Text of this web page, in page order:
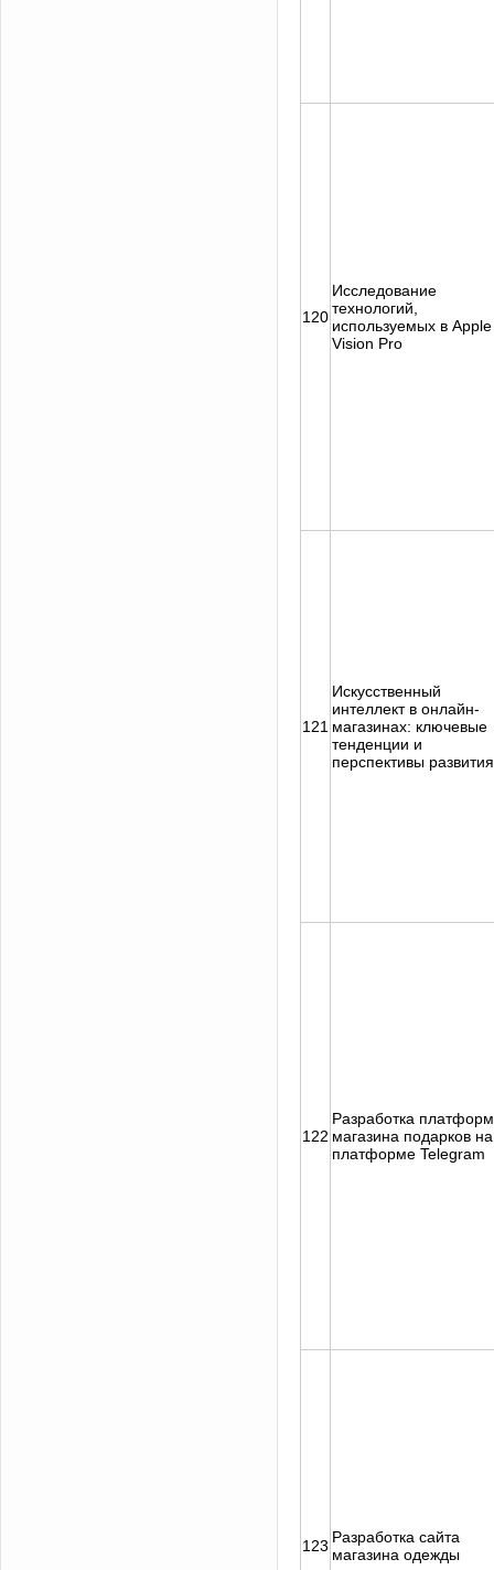
120
Исследование
технологий,
используемых в Apple
Vision Pro
121
Искусственный
интеллект в онлайн-
магазинах: ключевые
тенденции и
перспективы развития
122
Разработка
магазина подарков на
платформе Telegram
123 Разработка сайта
магазина одежды